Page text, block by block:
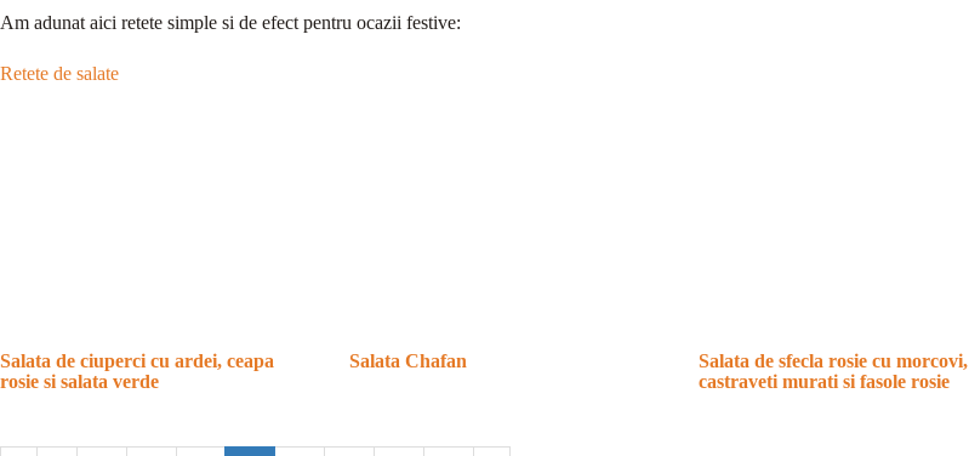
Am adunat aici retete simple si de efect pentru ocazii festive:
Retete de salate
Salata de ciuperci cu ardei, ceapa
rosie si salata verde
Salata Chafan
Salata de sfecla rosie cu morcovi,
castraveti murati si fasole rosie